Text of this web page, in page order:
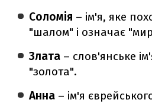
Соломія – ім'я, яке
"шалом" і означає
Злата – слов'янське
"золота".
Анна – ім'я